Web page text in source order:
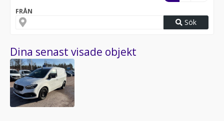
FRÅN
Sök
Dina senast visade objekt